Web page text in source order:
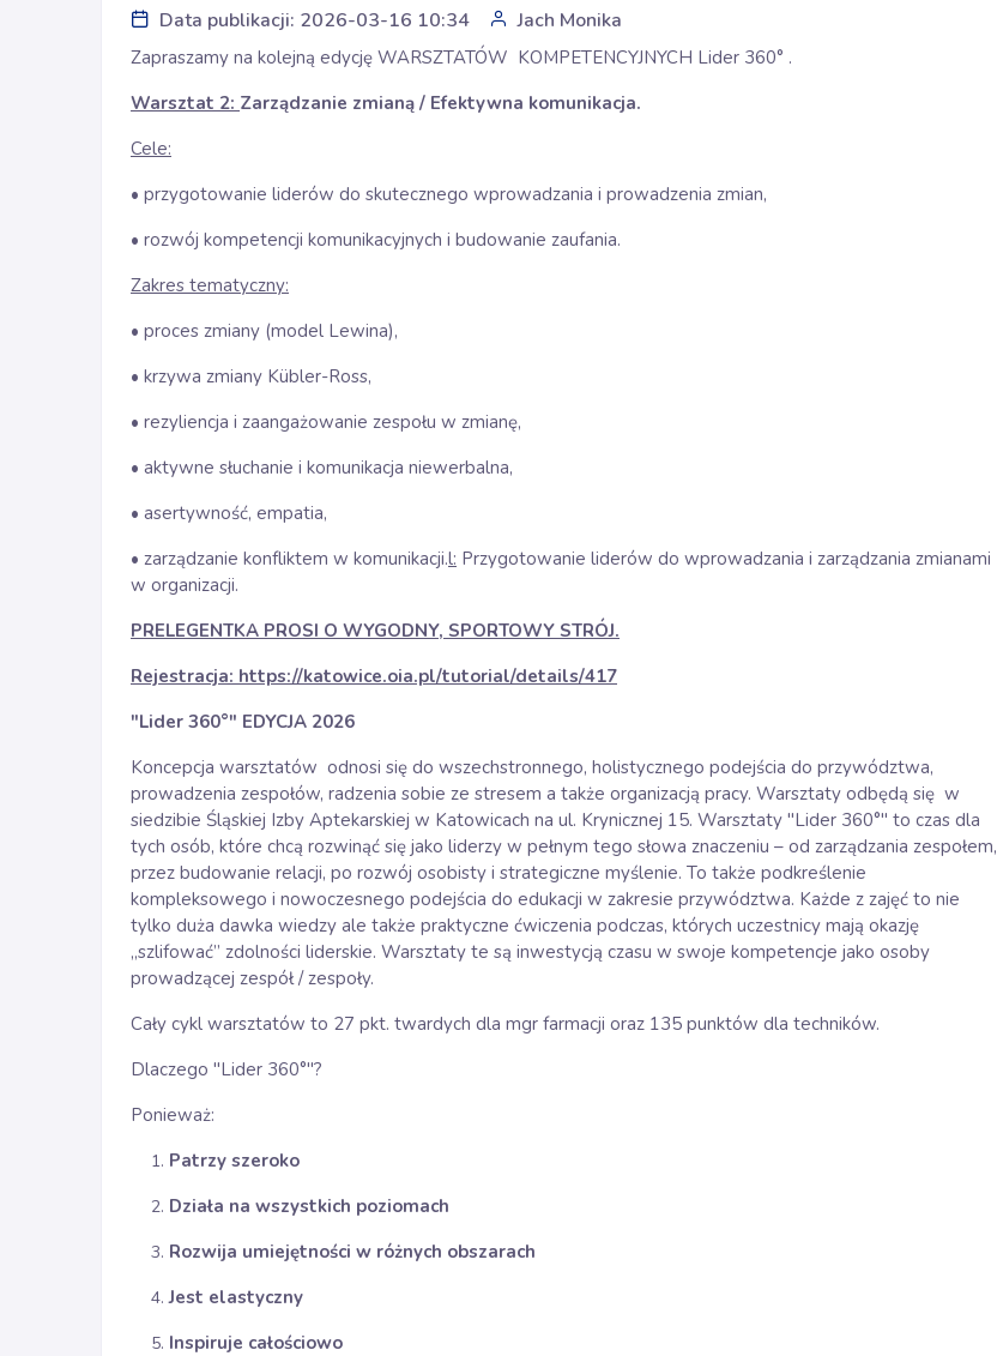
Data publikacji: 2026-03-16 10:34 Jach Monika
Zapraszamy na kolejną edycję WARSZTATÓW KOMPETENCYJNYCH Lider 360° .
Warsztat 2: Zarządzanie zmianą / Efektywna komunikacja.
Cele:
• przygotowanie liderów do skutecznego wprowadzania i prowadzenia zmian,
• rozwój kompetencji komunikacyjnych i budowanie zaufania.
Zakres tematyczny:
• proces zmiany (model Lewina),
• krzywa zmiany Kübler-Ross,
• rezyliencja i zaangażowanie zespołu w zmianę,
• aktywne słuchanie i komunikacja niewerbalna,
• asertywność, empatia,
• zarządzanie konfliktem w komunikacji.l: Przygotowanie liderów do wprowadzania i zarządzania zmianami
w organizacji.
PRELEGENTKA PROSI O WYGODNY, SPORTOWY STRÓJ.
Rejestracja: https://katowice.oia.pl/tutorial/details/417
"Lider 360°" EDYCJA 2026
Koncepcja warsztatów odnosi się do wszechstronnego, holistycznego podejścia do przywództwa,
prowadzenia zespołów, radzenia sobie ze stresem a także organizacją pracy. Warsztaty odbędą się w
siedzibie Śląskiej Izby Aptekarskiej w Katowicach na ul. Krynicznej 15. Warsztaty "Lider 360°" to czas dla
tych osób, które chcą rozwinąć się jako liderzy w pełnym tego słowa znaczeniu – od zarządzania zespołem,
przez budowanie relacji, po rozwój osobisty i strategiczne myślenie. To także podkreślenie
kompleksowego i nowoczesnego podejścia do edukacji w zakresie przywództwa. Każde z zajęć to nie
tylko duża dawka wiedzy ale także praktyczne ćwiczenia podczas, których uczestnicy mają okazję
„szlifować” zdolności liderskie. Warsztaty te są inwestycją czasu w swoje kompetencje jako osoby
prowadzącej zespół / zespoły.
Cały cykl warsztatów to 27 pkt. twardych dla mgr farmacji oraz 135 punktów dla techników.
Dlaczego "Lider 360°"?
Ponieważ:
Patrzy szeroko
Działa na wszystkich poziomach
Rozwija umiejętności w różnych obszarach
Jest elastyczny
Inspiruje całościowo